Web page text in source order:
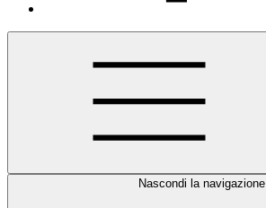
Nascondi la navigazione